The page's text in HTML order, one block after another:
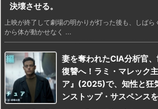
決壊させる。
上映が終了して劇場の明かりが灯った後も、しば
から体が動かせなく ...
妻を奪われたCIA分析官
復讐へ！ラミ・マレック
ア』(2025)で、知性と狂
ンストップ・サスペンス